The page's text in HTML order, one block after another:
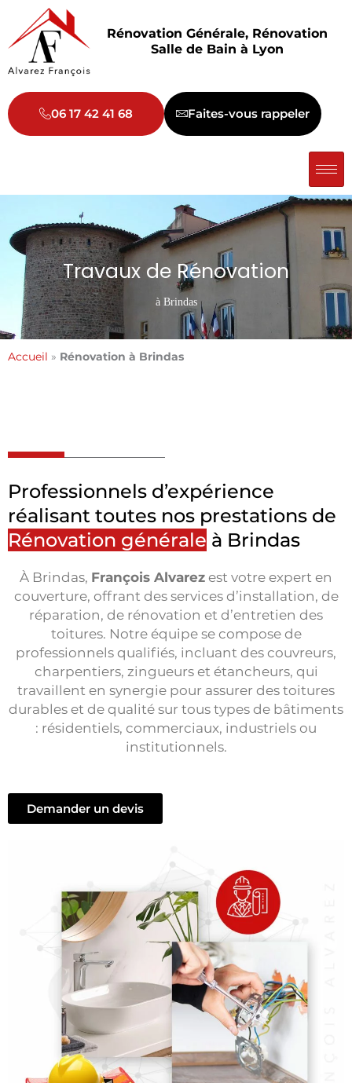
contenu
Rénovation Générale, Rénovation
Salle de Bain à Lyon
06 17 42 41 68 Faites-vous rappeler
Travaux de Rénovation
à Brindas
Accueil » Rénovation à Brindas
Professionnels d’expérience
réalisant toutes nos prestations de
Rénovation générale à Brindas
À Brindas, François Alvarez est votre expert en
couverture, offrant des services d’installation, de
réparation, de rénovation et d’entretien des
toitures. Notre équipe se compose de
professionnels qualifiés, incluant des couvreurs,
charpentiers, zingueurs et étancheurs, qui
travaillent en synergie pour assurer des toitures
durables et de qualité sur tous types de bâtiments
: résidentiels, commerciaux, industriels ou
institutionnels.
Demander un devis